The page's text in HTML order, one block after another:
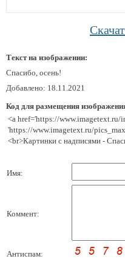
Текст на изображении:
Спасибо, осень!
Добавлено: 18.11.2021
Код для размещения
<a href='https://
'https://www.imagetext.ru/
<br>Картинки с надписями -
Имя:
Коммент:
Антиспам: